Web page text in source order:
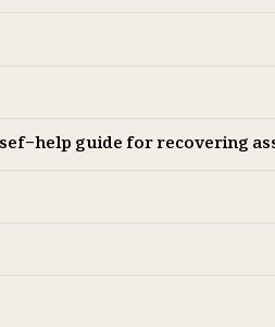
انسانی، بهبود روابط اجتماعی و
کسانی که در محیط‌های مختلف
help guide for recovering